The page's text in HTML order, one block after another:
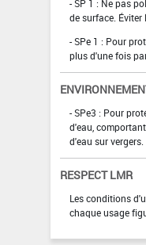
- SP 1 : Ne pas
de surface.
- SPe 1 : Pour
plus d'une fois
- SPe3 : Pour
d'eau,
d'eau sur vergers.
RESPECT LMR
Les conditions
chaque usage